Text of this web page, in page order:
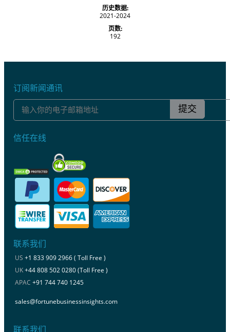
历史数据:
2021-2024
页数:
192
订阅新闻通讯
提交
信任在线
联系我们
US +1 833 909 2966 ( Toll Free )
UK+44 808 502 0280 (Toll Free )
APAC +91 744 740 1245
sales@fortunebusinessinsights.com
联系我们